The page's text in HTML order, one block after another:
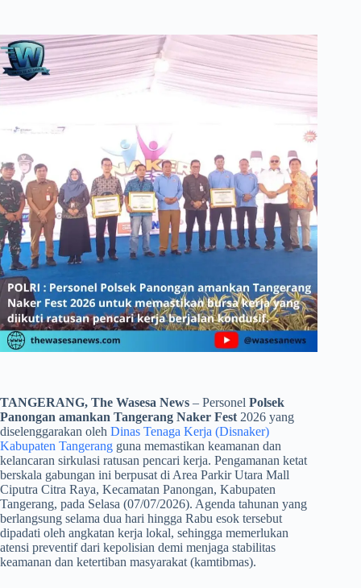
TANGERANG, The Wasesa News – Personel Polsek
Panongan amankan Tangerang Naker Fest 2026 yang
diselenggarakan oleh Dinas Tenaga Kerja (Disnaker)
Kabupaten Tangerang guna memastikan keamanan dan
kelancaran sirkulasi ratusan pencari kerja. Pengamanan ketat
berskala gabungan ini berpusat di Area Parkir Utara Mall
Ciputra Citra Raya, Kecamatan Panongan, Kabupaten
Tangerang, pada Selasa (07/07/2026). Agenda tahunan yang
berlangsung selama dua hari hingga Rabu esok tersebut
dipadati oleh angkatan kerja lokal, sehingga memerlukan
atensi preventif dari kepolisian demi menjaga stabilitas
keamanan dan ketertiban masyarakat (kamtibmas).